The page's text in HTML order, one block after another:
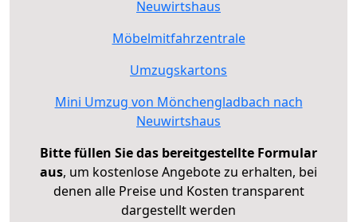
Neuwirtshaus
Möbelmitfahrzentrale
Umzugskartons
Mini Umzug von Mönchengladbach nach
Neuwirtshaus
Bitte füllen Sie das bereitgestellte Formular
aus, um kostenlose Angebote zu erhalten, bei
denen alle Preise und Kosten transparent
dargestellt werden